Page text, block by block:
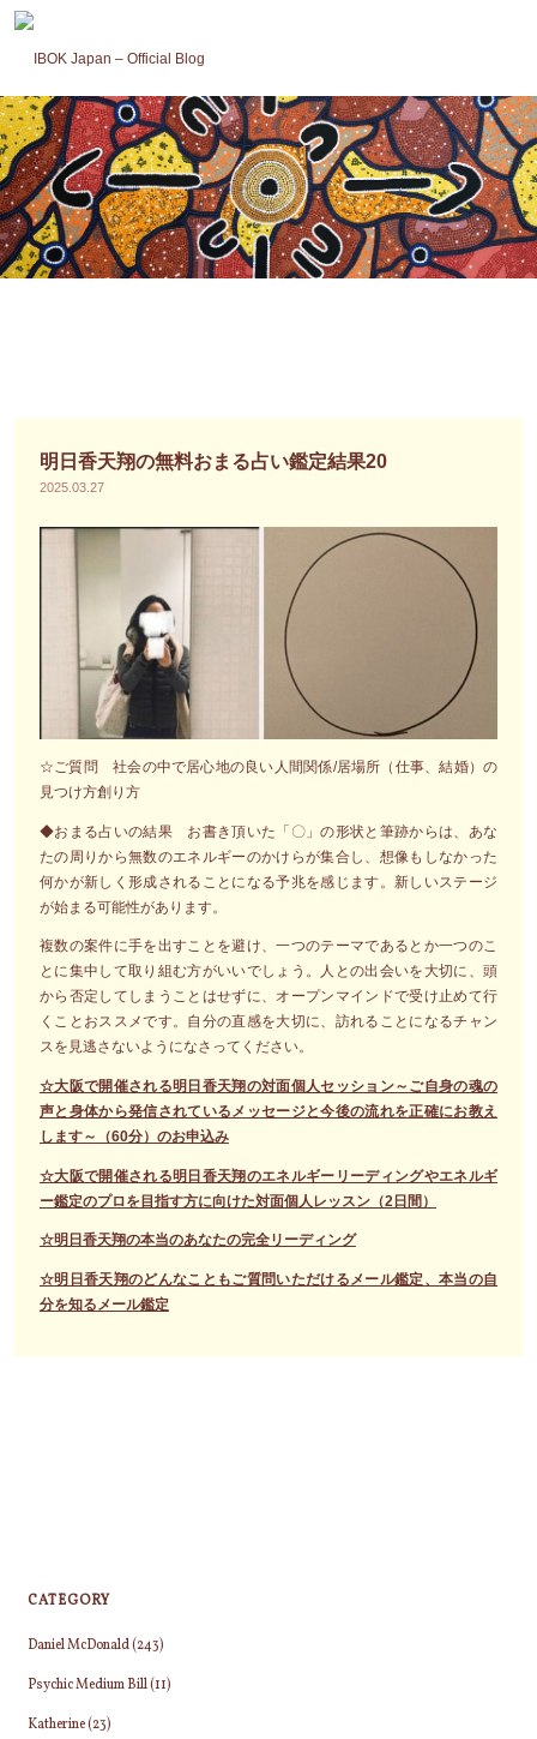
ツ
へ
ス
キ
ッ
プ
明日香天翔の無料おまる占い鑑定結果20
2025.03.27
☆ご質問 社会の中で居心地の良い人間関係/居場所（仕事、結婚）の
見つけ方創り方
◆おまる占いの結果 お書き頂いた「〇」の形状と筆跡からは、あな
たの周りから無数のエネルギーのかけらが集合し、想像もしなかった
何かが新しく形成されることになる予兆を感じます。新しいステージ
が始まる可能性があります。
複数の案件に手を出すことを避け、一つのテーマであるとか一つのこ
とに集中して取り組む方がいいでしょう。人との出会いを大切に、頭
から否定してしまうことはせずに、オープンマインドで受け止めて行
くことおススメです。自分の直感を大切に、訪れることになるチャン
スを見逃さないようになさってください。
☆大阪で開催される明日香天翔の対面個人セッション～ご自身の魂の
声と身体から発信されているメッセージと今後の流れを正確にお教え
します～（60分）のお申込み
☆大阪で開催される明日香天翔のエネルギーリーディングやエネルギ
ー鑑定のプロを目指す方に向けた対面個人レッスン（2日間）
☆明日香天翔の本当のあなたの完全リーディング
☆明日香天翔のどんなこともご質問いただけるメール鑑定、本当の自
分を知るメール鑑定
CATEGORY
Daniel McDonald(243)
Psychic Medium Bill(11)
Katherine(23)